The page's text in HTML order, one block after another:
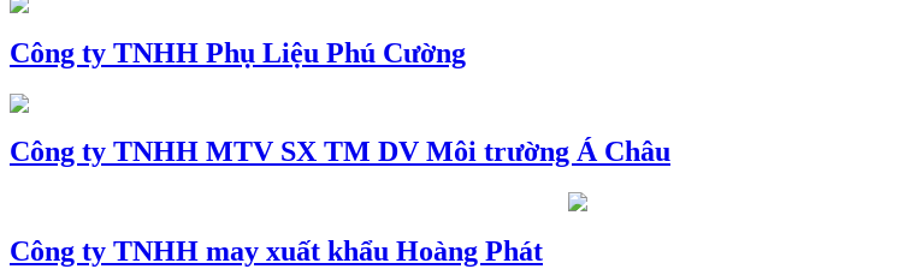
Công ty TNHH Phụ Liệu Phú Cường
Công ty TNHH MTV SX TM DV Môi trường Á Châu
Công ty TNHH may xuất khẩu Hoàng Phát